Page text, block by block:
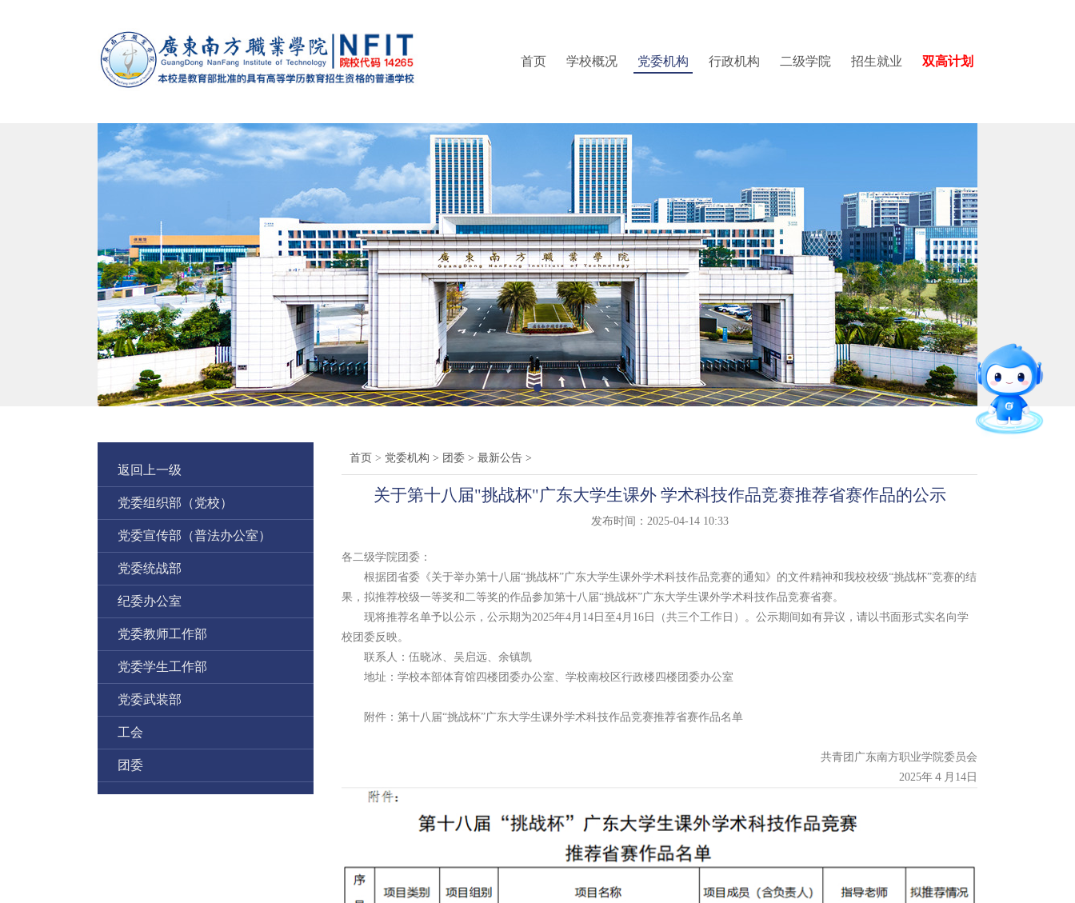
首页 学校概况 党委机构 行政机构 二级学院 招生就业 双高计划
学校概况 校训精神 现任领导 联系方式 校园图集
党委组织部（党校） 党委宣传部（普法办公室） 纪委办公室 党委教师工作部
党委武装部 团委
党政办公室（法制办公室） 南校区管委会办公室 人事处（教师发展中心）
教学督导办公室 实训中心 培训中心 信息中心 科研处 招生就业办公室 招生培养改革办公室
学生处（心理健康教育与咨询中心） 财务处 后勤处 保卫处 书院管理中心 图书馆 国际学术交流中心
退役军人服务中心 产教融合办公室（校企合作办公室） 继续教育学院 国际教育中心
马克思主义学院 智能制造学院 集成电路学院 信息学院 财经学院
创新创业学院 体育部
招生办公室 就业指导中心 创新精英班 国际教育中心
返回上一级
党委组织部（党校）
党委宣传部（普法办公室）
党委统战部
纪委办公室
党委教师工作部
党委学生工作部
党委武装部
工会
团委
首页 > 党委机构 > 团委 > 最新公告 >
关于第十八届"挑战杯"广东大学生课外 学术科技作品竞赛推荐省赛作品的公示
发布时间：2025-04-14 10:33
各二级学院团委：
根据团省委《关于举办第十八届“挑战杯”广东大学生课外学术科技作品竞赛的通知》的文件精神和我校校级“挑战杯”竞赛的结
果，拟推荐校级一等奖和二等奖的作品参加第十八届“挑战杯”广东大学生课外学术科技作品竞赛省赛。
现将推荐名单予以公示，公示期为2025年4月14日至4月16日（共三个工作日）。公示期间如有异议，请以书面形式实名向学
校团委反映。
联系人：伍晓冰、吴启远、余镇凯
地址：学校本部体育馆四楼团委办公室、学校南校区行政楼四楼团委办公室
附件：第十八届“挑战杯”广东大学生课外学术科技作品竞赛推荐省赛作品名单
共青团广东南方职业学院委员会
2025年４月14日
智能问答
留言板
直通专业
官方微信